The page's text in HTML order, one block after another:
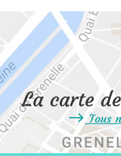
La carte
Tous